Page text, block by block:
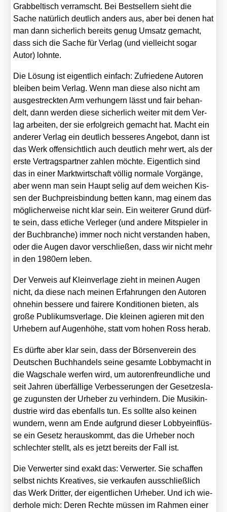
Grab­bel­tisch ver­ramscht. Bei Best­sel­lern sieht die
Sache natür­lich deut­lich anders aus, aber bei denen hat
man dann sicher­lich bereits genug Umsatz gemacht,
dass sich die Sache für Ver­lag (und viel­leicht sogar
Autor) lohn­te.
Die Lösung ist eigent­lich ein­fach: Zufrie­de­ne Autoren
blei­ben beim Ver­lag. Wenn man die­se also nicht am
aus­ge­streck­ten Arm ver­hun­gern lässt und fair behan­
delt, dann wer­den die­se sicher­lich wei­ter mit dem Ver­
lag arbei­ten, der sie erfolg­reich gemacht hat. Macht ein
ande­rer Ver­lag ein deut­lich bes­se­res Ange­bot, dann ist
das Werk offen­sicht­lich auch deut­lich mehr wert, als der
ers­te Ver­trags­part­ner zah­len möch­te. Eigent­lich sind
das in einer Markt­wirt­schaft völ­lig nor­ma­le Vor­gän­ge,
aber wenn man sein Haupt selig auf dem wei­chen Kis­
sen der Buch­preis­bin­dung bet­ten kann, mag einem das
mög­li­cher­wei­se nicht klar sein. Ein wei­te­rer Grund dürf­
te sein, dass etli­che Ver­le­ger (und ande­re Mit­spie­ler in
der Buch­bran­che) immer noch nicht ver­stan­den haben,
oder die Augen davor ver­schlie­ßen, dass wir nicht mehr
in den 1980ern leben.
Der Ver­weis auf Klein­ver­la­ge zieht in mei­nen Augen
nicht, da die­se nach mei­nen Erfah­run­gen den Autoren
ohne­hin bes­se­re und fai­re­re Kon­di­tio­nen bie­ten, als
gro­ße Publi­kums­ver­la­ge. Die klei­nen agie­ren mit den
Urhe­bern auf Augen­hö­he, statt vom hohen Ross her­ab.
Es dürf­te aber klar sein, dass der Bör­sen­ver­ein des
Deut­schen Buch­han­dels sei­ne gesam­te Lob­by­macht in
die Wag­scha­le wer­fen wird, um autoren­freund­li­che und
seit Jah­ren über­fäl­li­ge Ver­bes­se­run­gen der Geset­zes­la­
ge zuguns­ten der Urhe­ber zu ver­hin­dern. Die Musik­in­
dus­trie wird das eben­falls tun. Es soll­te also kei­nen
wun­dern, wenn am Ende auf­grund die­ser Lob­by­ein­flüs­
se ein Gesetz her­aus­kommt, das die Urhe­ber noch
schlech­ter stellt, als es jetzt bereits der Fall ist.
Die Ver­wer­ter sind exakt das: Ver­wer­ter. Sie schaf­fen
selbst nichts Krea­ti­ves, sie ver­kau­fen aus­schließ­lich
das Werk Drit­ter, der eigent­li­chen Urhe­ber. Und ich wie­
der­ho­le mich: Deren Rech­te müs­sen im Rah­men einer